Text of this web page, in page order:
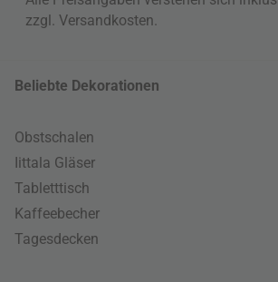
zzgl. Versandkosten.
Beliebte Dekorationen
Obstschalen
Iittala Gläser
Tabletttisch
Kaffeebecher
Tagesdecken